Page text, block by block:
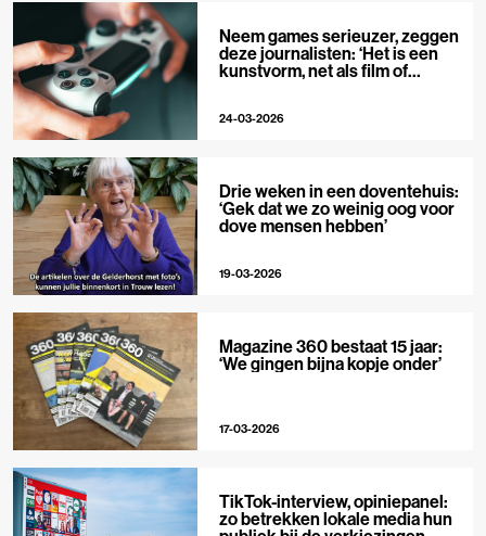
Neem games serieuzer, zeggen
deze journalisten: ‘Het is een
kunstvorm, net als film of
24-03-2026
Drie weken in een doventehuis:
‘Gek dat we zo weinig oog voor
dove mensen hebben’
19-03-2026
Magazine 360 bestaat 15 jaar:
‘We gingen bijna kopje onder’
17-03-2026
TikTok-interview, opiniepanel:
zo betrekken lokale media hun